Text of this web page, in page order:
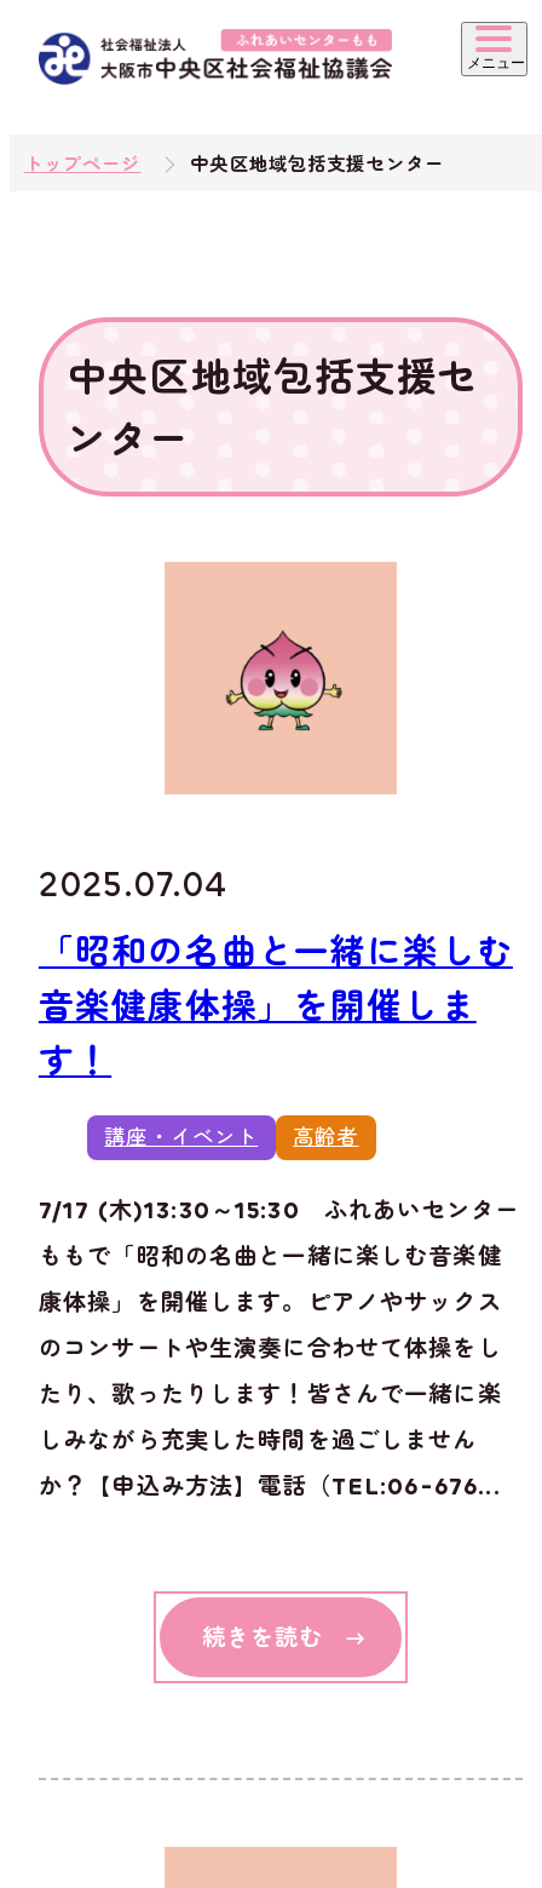
トップページ 中央区地域包括支援センター
中央区地域包括支援セ
ンター
2025.07.04
「昭和の名曲と一緒に楽しむ
音楽健康体操」を開催しま
す！
講座・イベント 高齢者
7/17 (木)13:30～15:30 ふれあいセンター
ももで「昭和の名曲と一緒に楽しむ音楽健
康体操」を開催します。ピアノやサックス
のコンサートや生演奏に合わせて体操をし
たり、歌ったりします！皆さんで一緒に楽
しみながら充実した時間を過ごしません
か？【申込み方法】電話（TEL:06-676...
続きを読む